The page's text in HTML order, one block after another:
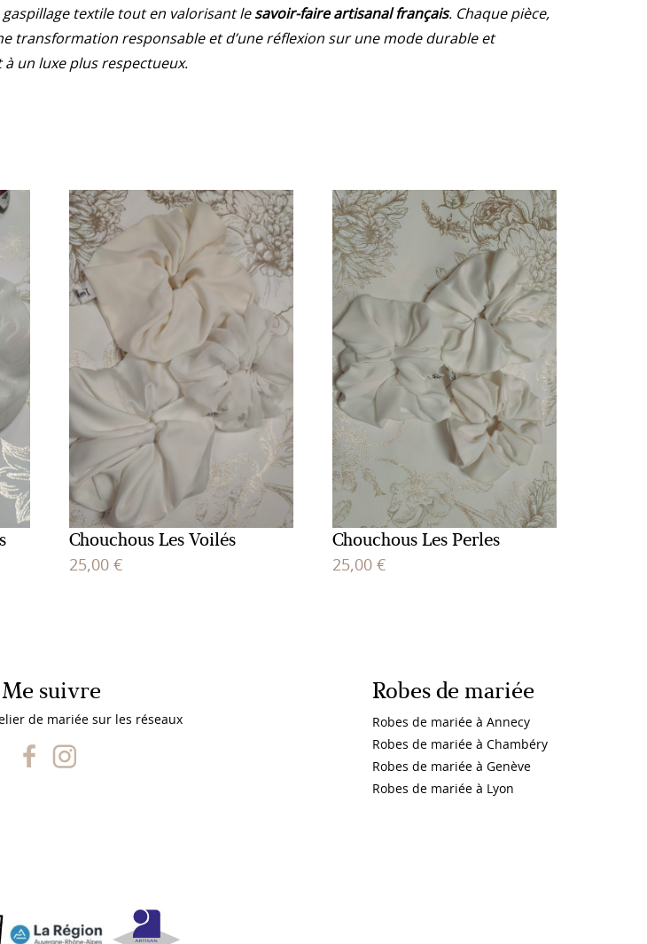
textile tout en valorisant le savoir-faire artisanal français. Chaque pièce,
transformation responsable et d’une réflexion sur une mode durable et
un luxe plus respectueux.
Chouchous Les Voilés
25,00 €
Chouchous Les Perles
25,00 €
Me suivre
de mariée sur les réseaux
Robes de mariée
Robes de mariée à Annecy
Robes de mariée à Chambéry
Robes de mariée à Genève
Robes de mariée à Lyon